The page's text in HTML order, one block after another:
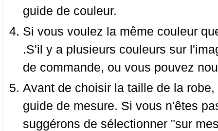
guide de couleur.
Si vous voulez la même couleur
.S'il y a plusieurs couleurs sur
de commande, ou vous pouvez
Avant de choisir la taille de la
guide de mesure. Si vous n'êtes
suggérons de sélectionner "sur